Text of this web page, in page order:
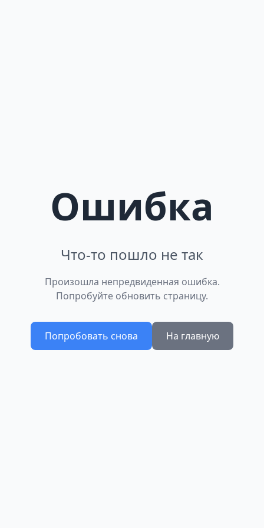
Ошибка
Что-то пошло не так
Произошла непредвиденная ошибка.
Попробуйте обновить страницу.
Попробовать снова На главную